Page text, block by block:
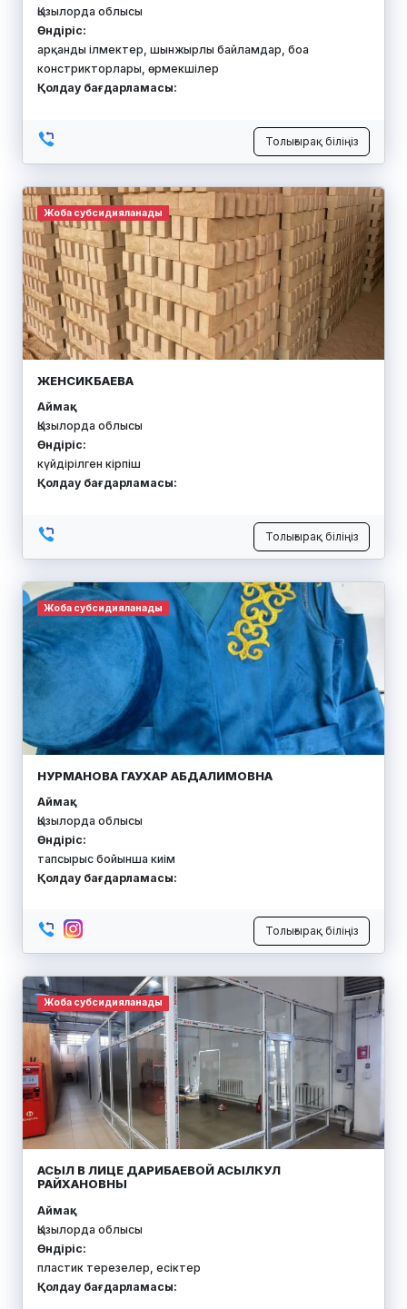
Қызылорда облысы
Өндіріс:
арқанды ілмектер, шынжырлы байламдар, боа
констрикторлары, өрмекшілер
Қолдау бағдарламасы:
Толығырақ біліңіз
Жоба субсидияланады
ЖЕНСИКБАЕВА
Аймақ:
Қызылорда облысы
Өндіріс:
күйдірілген кірпіш
Қолдау бағдарламасы:
Толығырақ біліңіз
Жоба субсидияланады
НУРМАНОВА ГАУХАР АБДАЛИМОВНА
Аймақ:
Қызылорда облысы
Өндіріс:
тапсырыс бойынша киім
Қолдау бағдарламасы:
Толығырақ біліңіз
Жоба субсидияланады
АСЫЛ В ЛИЦЕ ДАРИБАЕВОЙ АСЫЛКУЛ
РАЙХАНОВНЫ
Аймақ:
Қызылорда облысы
Өндіріс:
пластик терезелер, есіктер
Қолдау бағдарламасы: